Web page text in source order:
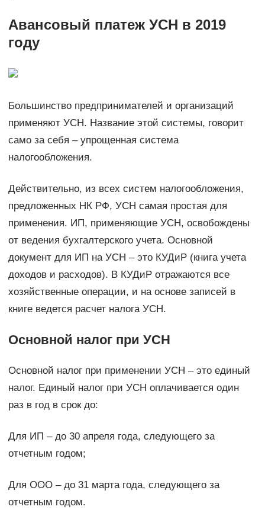
Авансовый платеж УСН в 2019
году
Большинство предпринимателей и организаций
применяют УСН. Название этой системы, говорит
само за себя – упрощенная система
налогообложения.
Действительно, из всех систем налогообложения,
предложенных НК РФ, УСН самая простая для
применения. ИП, применяющие УСН, освобождены
от ведения бухгалтерского учета. Основной
документ для ИП на УСН – это КУДиР (книга учета
доходов и расходов). В КУДиР отражаются все
хозяйственные операции, и на основе записей в
книге ведется расчет налога УСН.
Основной налог при УСН
Основной налог при применении УСН – это единый
налог. Единый налог при УСН оплачивается один
раз в год в срок до:
Для ИП – до 30 апреля года, следующего за
отчетным годом;
Для ООО – до 31 марта года, следующего за
отчетным годом.